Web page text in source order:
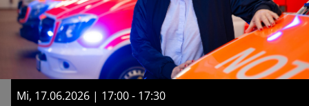
Mi, 17.06.2026 | 17:00 - 17:30